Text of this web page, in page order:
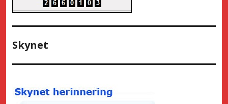
Skynet